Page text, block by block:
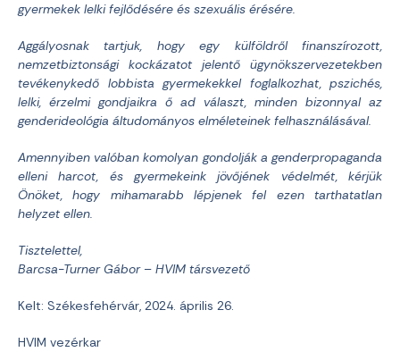
gyermekek lelki fejlődésére és szexuális érésére.
Aggályosnak tartjuk, hogy egy külföldről finanszírozott,
nemzetbiztonsági kockázatot jelentő ügynökszervezetekben
tevékenykedő lobbista gyermekekkel foglalkozhat, pszichés,
lelki, érzelmi gondjaikra ő ad választ, minden bizonnyal az
genderideológia áltudományos elméleteinek felhasználásával.
Amennyiben valóban komolyan gondolják a genderpropaganda
elleni harcot, és gyermekeink jövőjének védelmét, kérjük
Önöket, hogy mihamarabb lépjenek fel ezen tarthatatlan
helyzet ellen.
Tisztelettel,
Barcsa-Turner Gábor – HVIM társvezető
Kelt: Székesfehérvár, 2024. április 26.
HVIM vezérkar